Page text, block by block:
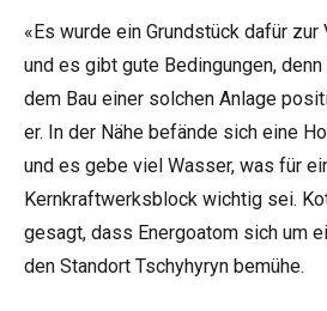
«Es wurde ein Grundstück dafür
und es gibt gute Bedingungen,
dem Bau einer solchen Anlage
er. In der Nähe befände sich eine
und es gebe viel Wasser, was für
Kernkraftwerksblock wichtig sei.
gesagt, dass Energoatom sich um
den Standort Tschyhyryn bemühe.